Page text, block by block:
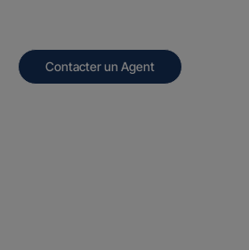
Contacter un Agent